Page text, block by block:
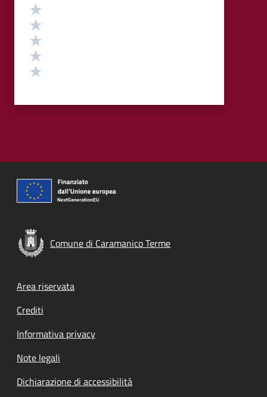
Valutazione
Comune di Caramanico Terme
Footer menu
Area riservata
Crediti
Informativa privacy
Note legali
Dichiarazione di accessibilità